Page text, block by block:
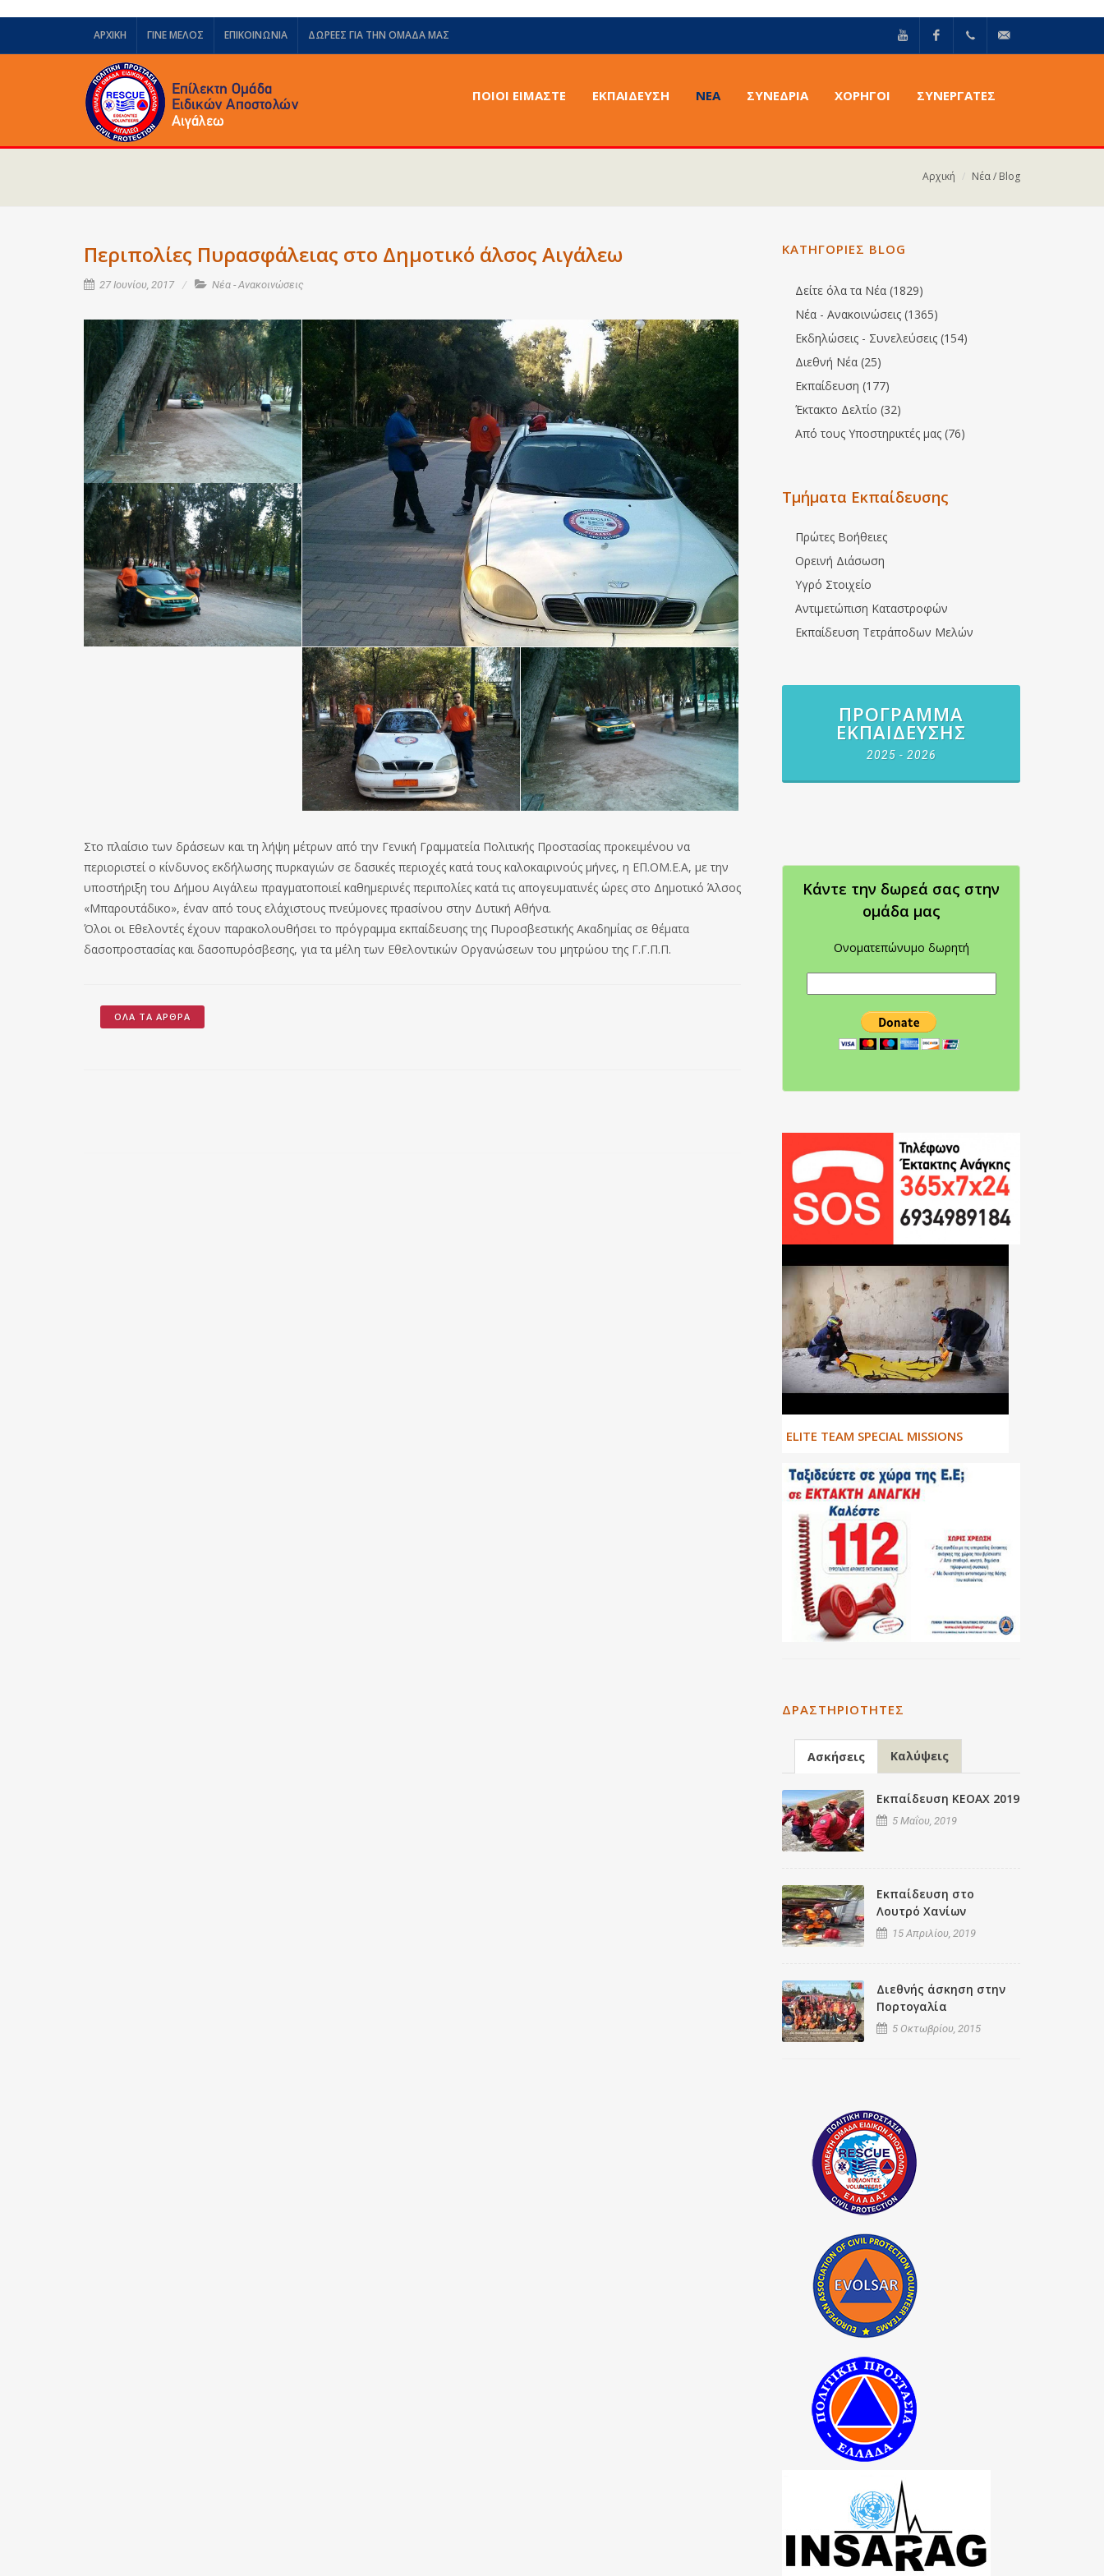
ΑΡΧΙΚΗ ΓΙΝΕ ΜΕΛΟΣ ΕΠΙΚΟΙΝΩΝΙΑ ΔΩΡΕΈΣ ΓΙΑ ΤΗΝ ΟΜΆΔΑ ΜΑΣ
ΠΟΙΟΙ ΕΙΜΑΣΤΕ ΕΚΠΑΙΔΕΥΣΗ ΝΈΑ ΣΥΝΈΔΡΙΑ ΧΟΡΗΓΟΙ ΣΥΝΕΡΓΑΤΕΣ
Αρχική Νέα / Blog
Περιπολίες Πυρασφάλειας στο Δημοτικό άλσος Αιγάλεω
27 Ιουνίου, 2017 Νέα - Ανακοινώσεις
Στο πλαίσιο των δράσεων και τη λήψη μέτρων από την Γενική Γραμματεία Πολιτικής Προστασίας προκειμένου να
περιοριστεί ο κίνδυνος εκδήλωσης πυρκαγιών σε δασικές περιοχές κατά τους καλοκαιρινούς μήνες, η ΕΠ.ΟΜ.Ε.Α, με την
υποστήριξη του Δήμου Αιγάλεω πραγματοποιεί καθημερινές περιπολίες κατά τις απογευματινές ώρες στο Δημοτικό Άλσος
«Μπαρουτάδικο», έναν από τους ελάχιστους πνεύμονες πρασίνου στην Δυτική Αθήνα.
Όλοι οι Εθελοντές έχουν παρακολουθήσει το πρόγραμμα εκπαίδευσης της Πυροσβεστικής Ακαδημίας σε θέματα
δασοπροστασίας και δασοπυρόσβεσης, για τα μέλη των Εθελοντικών Οργανώσεων του μητρώου της Γ.Γ.Π.Π.
ΌΛΑ ΤΑ ΆΡΘΡΑ
ΚΑΤΗΓΟΡΙΕΣ BLOG
Δείτε όλα τα Νέα (1829)
Νέα - Ανακοινώσεις (1365)
Εκδηλώσεις - Συνελεύσεις (154)
Διεθνή Νέα (25)
Εκπαίδευση (177)
Έκτακτο Δελτίο (32)
Από τους Υποστηρικτές μας (76)
Τμήματα Εκπαίδευσης
Πρώτες Βοήθειες
Ορεινή Διάσωση
Υγρό Στοιχείο
Αντιμετώπιση Καταστροφών
Εκπαίδευση Τετράποδων Μελών
ΠΡΌΓΡΑΜΜΑ
ΕΚΠΑΊΔΕΥΣΗΣ
2025 - 2026
Κάντε την δωρεά σας στην
oμάδα μας
Ονοματεπώνυμο δωρητή
ΕLITE TEAM SPECIAL MISSIONS
ΔΡΑΣΤΗΡΙΌΤΗΤΕΣ
Ασκήσεις Καλύψεις
Εκπαίδευση ΚΕΟΑΧ 2019
5 Μαΐου, 2019
Εκπαίδευση στο
Λουτρό Χανίων
15 Απριλίου, 2019
Διεθνής άσκηση στην
Πορτογαλία
5 Οκτωβρίου, 2015